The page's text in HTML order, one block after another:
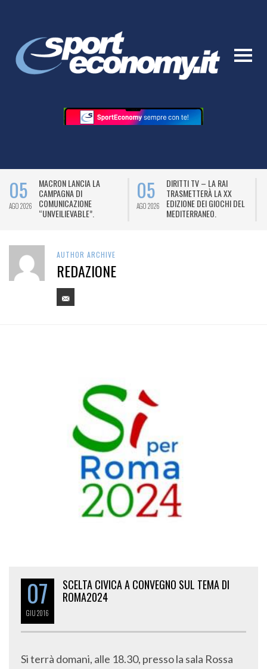
MACRON LANCIA LA
CAMPAGNA DI
COMUNICAZIONE
“UNVEILIEVABLE”.
DIRITTI TV – LA RAI
TRASMETTERÀ LA XX
EDIZIONE DEI GIOCHI DEL
MEDITERRANEO.
AGO 2026
AUTHOR ARCHIVE
REDAZIONE
07
GIU2016
SCELTA CIVICA A CONVEGNO SUL TEMA DI
ROMA2024
Si terrà domani, alle 18.30, presso la sala Rossa